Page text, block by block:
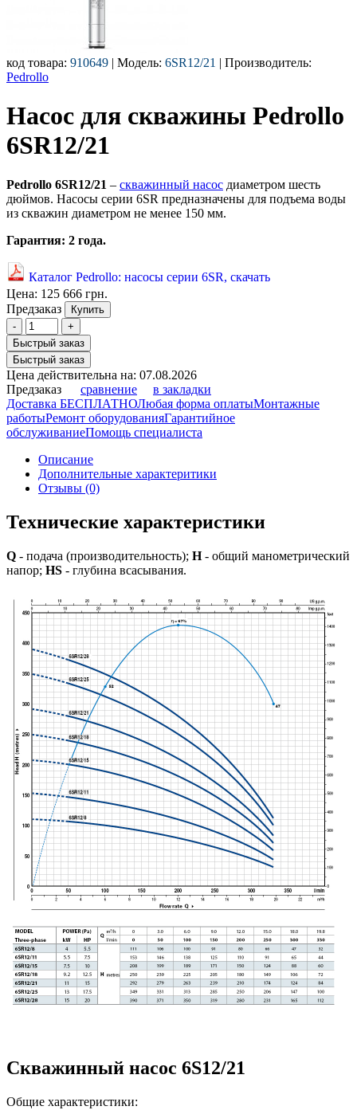
код товара: 910649 | Модель: 6SR12/21 | Производитель:
Pedrollo
Насос для скважины Pedrollo
6SR12/21
Pedrollo 6SR12/21 – скважинный насос диаметром шесть
дюймов. Насосы серии 6SR предназначены для подъема воды
из скважин диаметром не менее 150 мм.
Гарантия: 2 года.
Каталог Pedrollo: насосы серии 6SR, скачать
Цена: 125 666 грн.
Предзаказ
Купить
-
+
Быстрый заказ
Быстрый заказ
Цена действительна на: 07.08.2026
Предзаказ
сравнение
в закладки
Доставка БЕСПЛАТНОЛюбая форма оплатыМонтажные
работыРемонт оборудованияГарантийное
обслуживаниеПомощь специалиста
Описание
Дополнительные характеритики
Отзывы (0)
Технические характеристики
Q - подача (производительность); H- общий манометрический
напор; HS - глубина всасывания.
Скважинный насос 6S12/21
Общие характеристики: